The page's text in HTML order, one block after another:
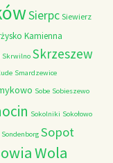
Sierpc Siewierz
Kamienna
Skrwilno Skrzeszew
Smardzewice
Sobe Sobieszewo
Sokolniki Sokołowo
Sondenborg Sopot
Wola